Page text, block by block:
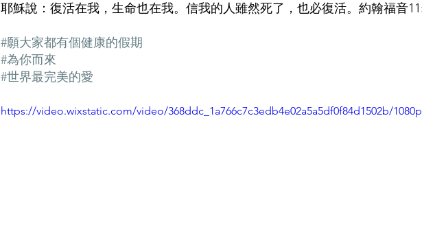
耶穌說：復活在我，生命也在我。信我的人雖然死了，也必復活。約翰福音
#願大家都有個健康的假期
#為你而來
#世界最完美的愛
https://video.wixstatic.com/video/368ddc_1a766c7c3edb4e02a5a5df0f84d1502b/